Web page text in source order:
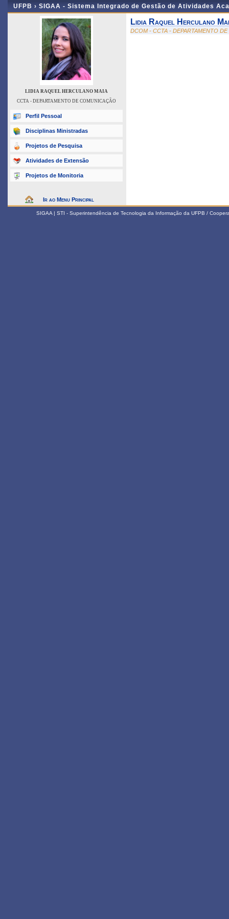
UFPB › SIGAA - Sistema Integrado de Gestão de Atividades
LIDIA RAQUEL HERCULANO MAIA
CCTA - DEPARTAMENTO DE COMUNICAÇÃO
Perfil Pessoal
Disciplinas Ministradas
Projetos de Pesquisa
Atividades de Extensão
Projetos de Monitoria
Ir ao Menu Principal
Lidia Raquel Herculano
DCOM - CCTA - DEPARTAMENTO
SIGAA | STI - Superintendência de Tecnologia da Informação da UFPB /